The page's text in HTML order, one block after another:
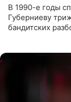
В 1990-е годы
Губерниеву
бандитских